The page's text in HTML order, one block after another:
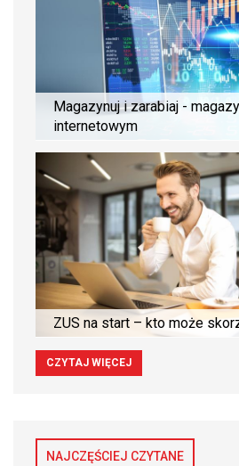
Magazynuj i zarabiaj -
internetowym
ZUS na start – kto może
CZYTAJ WIĘCEJ
NAJCZĘŚCIEJ CZYTANE